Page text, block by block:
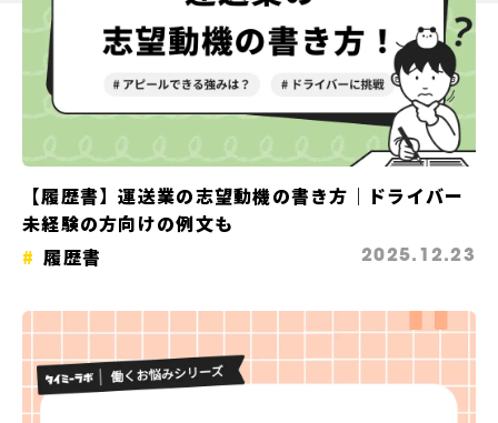
【履歴書】運送業の志望動機の書き方｜ドライバー
未経験の方向けの例文も
履歴書
2025.12.23